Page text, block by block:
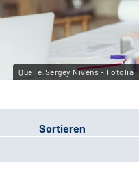
Quelle:Sergey Nivens - Fotolia
Sortieren